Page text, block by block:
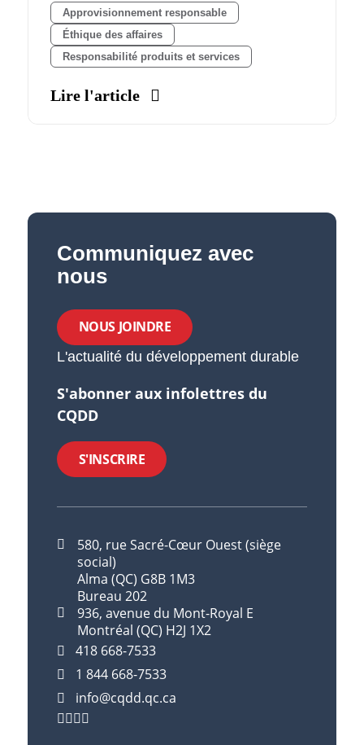
Approvisionnement responsable
Éthique des affaires
Responsabilité produits et services
Lire l'article
Communiquez avec
nous
NOUS JOINDRE
L'actualité du développement durable
S'abonner aux infolettres du
CQDD
S'INSCRIRE
580, rue Sacré-Cœur Ouest (siège
social)
Alma (QC) G8B 1M3
Bureau 202
936, avenue du Mont-Royal E
Montréal (QC) H2J 1X2
418 668-7533
1 844 668-7533
info@cqdd.qc.ca